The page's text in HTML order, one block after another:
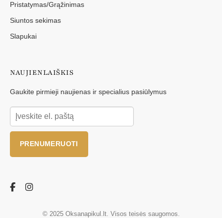
Pristatymas/Grąžinimas
Siuntos sekimas
Slapukai
NAUJIENLAIŠKIS
Gaukite pirmieji naujienas ir specialius pasiūlymus
PRENUMERUOTI
© 2025 Oksanapikul.lt. Visos teisės saugomos.